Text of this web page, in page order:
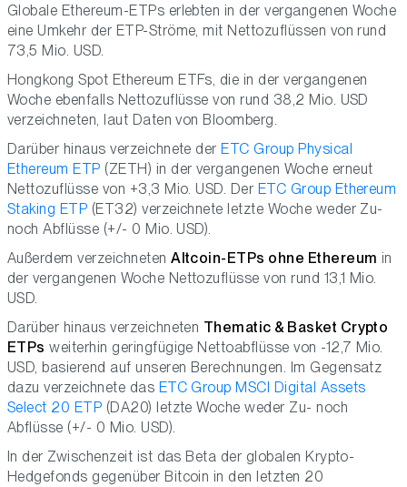
Globale Ethereum-ETPs erlebten in der vergangenen Woche
eine Umkehr der ETP-Ströme, mit Nettozuflüssen von rund
73,5 Mio. USD.
Hongkong Spot Ethereum ETFs, die in der vergangenen
Woche ebenfalls Nettozuflüsse von rund 38,2 Mio. USD
verzeichneten, laut Daten von Bloomberg.
Darüber hinaus verzeichnete der ETC Group Physical
Ethereum ETP (ZETH) in der vergangenen Woche erneut
Nettozuflüsse von +3,3 Mio. USD. Der ETC Group Ethereum
Staking ETP (ET32) verzeichnete letzte Woche weder Zu-
noch Abflüsse (+/- 0 Mio. USD).
Außerdem verzeichnetenAltcoin-ETPs ohne Ethereum in
der vergangenen Woche Nettozuflüsse von rund 13,1 Mio.
USD.
Darüber hinaus verzeichneten Thematic & Basket Crypto
ETPs weiterhin geringfügige Nettoabflüsse von -12,7 Mio.
USD, basierend auf unseren Berechnungen. Im Gegensatz
dazu verzeichnete das ETC Group MSCI Digital Assets
Select 20 ETP (DA20) letzte Woche weder Zu- noch
Abflüsse (+/- 0 Mio. USD).
In der Zwischenzeit ist das Beta der globalen Krypto-
Hedgefonds gegenüber Bitcoin in den letzten 20